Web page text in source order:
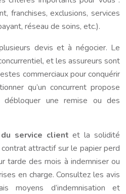
franchises, exclusions, services
réseau de soins, etc.).
devis et à négocier. Le
et les assureurs sont
commerciaux pour conquérir
qu’un concurrent propose
une remise ou des
service client et la solidité
contrat attractif sur le papier perd
tarde des mois à indemniser ou
en charge. Consultez les avis
moyens d’indemnisation et